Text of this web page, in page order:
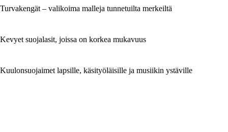
Turvakengät – valikoima malleja tunnetuilta merkeiltä
Kevyet suojalasit, joissa on korkea mukavuus
Kuulonsuojaimet lapsille, käsityöläisille ja musiikin ystäville